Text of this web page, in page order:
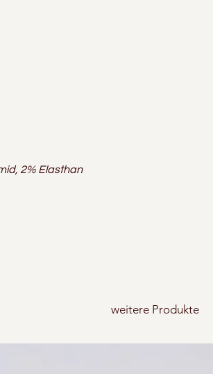
2% Elasthan
weitere Produkte